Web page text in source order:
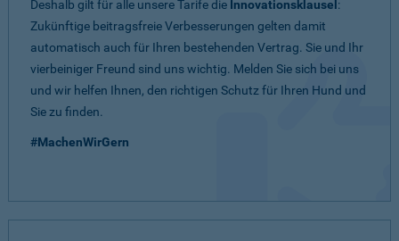
Deshalb gilt für alle unsere Tarife die Innovationsklausel :
Zukünftige beitragsfreie Verbesserungen gelten damit
automatisch auch für Ihren bestehenden Vertrag. Sie und Ihr
vierbeiniger Freund sind uns wichtig. Melden Sie sich bei uns
und wir helfen Ihnen, den richtigen Schutz für Ihren Hund und
Sie zu finden.
#MachenWirGern